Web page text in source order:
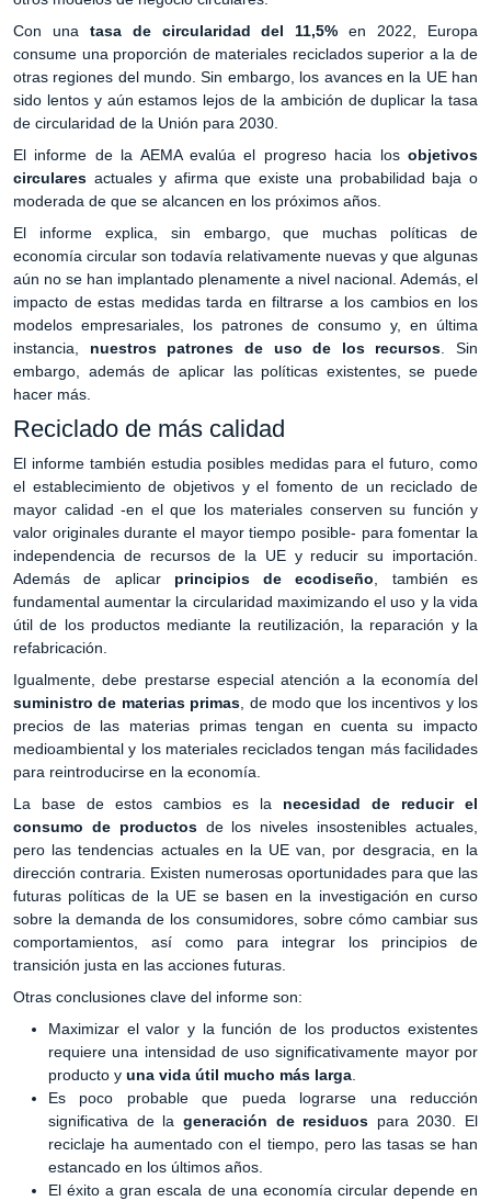
Con una tasa de circularidad del 11,5% en 2022, Europa
consume una proporción de materiales reciclados superior a la de
otras regiones del mundo. Sin embargo, los avances en la UE han
sido lentos y aún estamos lejos de la ambición de duplicar la tasa
de circularidad de la Unión para 2030.
El informe de la AEMA evalúa el progreso hacia los objetivos
circulares actuales y afirma que existe una probabilidad baja o
moderada de que se alcancen en los próximos años.
El informe explica, sin embargo, que muchas políticas de
economía circular son todavía relativamente nuevas y que algunas
aún no se han implantado plenamente a nivel nacional. Además, el
impacto de estas medidas tarda en filtrarse a los cambios en los
modelos empresariales, los patrones de consumo y, en última
instancia, nuestros patrones de uso de los recursos. Sin
embargo, además de aplicar las políticas existentes, se puede
hacer más.
Reciclado de más calidad
El informe también estudia posibles medidas para el futuro, como
el establecimiento de objetivos y el fomento de un reciclado de
mayor calidad -en el que los materiales conserven su función y
valor originales durante el mayor tiempo posible- para fomentar la
independencia de recursos de la UE y reducir su importación.
Además de aplicar principios de ecodiseño, también es
fundamental aumentar la circularidad maximizando el uso y la vida
útil de los productos mediante la reutilización, la reparación y la
refabricación.
Igualmente, debe prestarse especial atención a la economía del
suministro de materias primas, de modo que los incentivos y los
precios de las materias primas tengan en cuenta su impacto
medioambiental y los materiales reciclados tengan más facilidades
para reintroducirse en la economía.
La base de estos cambios es la necesidad de reducir el
consumo de productosde los niveles insostenibles actuales,
pero las tendencias actuales en la UE van, por desgracia, en la
dirección contraria. Existen numerosas oportunidades para que las
futuras políticas de la UE se basen en la investigación en curso
sobre la demanda de los consumidores, sobre cómo cambiar sus
comportamientos, así como para integrar los principios de
transición justa en las acciones futuras.
Otras conclusiones clave del informe son:
Maximizar el valor y la función de los productos existentes
requiere una intensidad de uso significativamente mayor por
producto y una vida útil mucho más larga.
Es poco probable que pueda lograrse una reducción
significativa de la generación de residuos para 2030. El
reciclaje ha aumentado con el tiempo, pero las tasas se han
estancado en los últimos años.
El éxito a gran escala de una economía circular depende en